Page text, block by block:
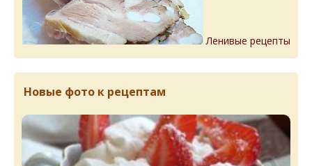
Ленивые рецепты
Новые фото к рецептам